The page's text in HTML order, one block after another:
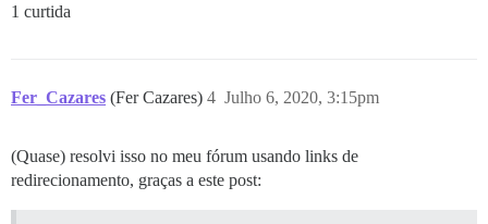
1 curtida
Fer_Cazares (Fer Cazares) Julho 6, 2020, 3:15pm
4
(Quase) resolvi isso no meu fórum usando links de
redirecionamento, graças a este post: